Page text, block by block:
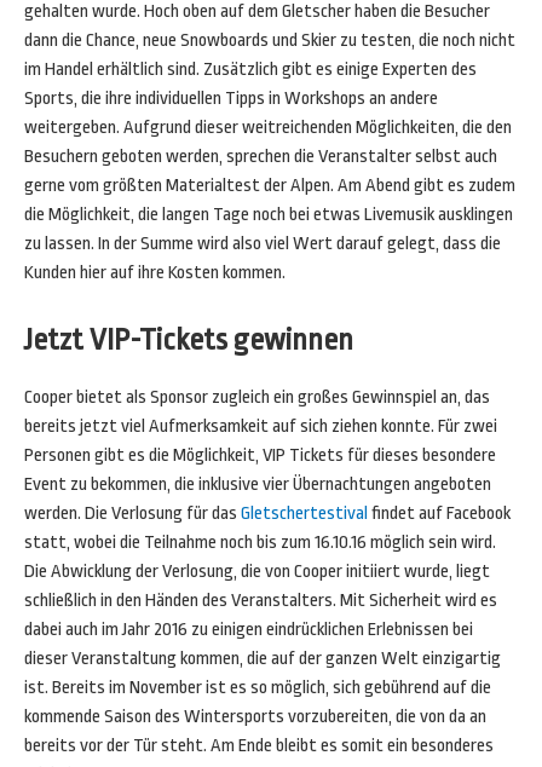
gehalten wurde. Hoch oben auf dem Gletscher haben die Besucher
dann die Chance, neue Snowboards und Skier zu testen, die noch nicht
im Handel erhältlich sind. Zusätzlich gibt es einige Experten des
Sports, die ihre individuellen Tipps in Workshops an andere
weitergeben. Aufgrund dieser weitreichenden Möglichkeiten, die den
Besuchern geboten werden, sprechen die Veranstalter selbst auch
gerne vom größten Materialtest der Alpen. Am Abend gibt es zudem
die Möglichkeit, die langen Tage noch bei etwas Livemusik ausklingen
zu lassen. In der Summe wird also viel Wert darauf gelegt, dass die
Kunden hier auf ihre Kosten kommen.
Jetzt VIP-Tickets gewinnen
Cooper bietet als Sponsor zugleich ein großes Gewinnspiel an, das
bereits jetzt viel Aufmerksamkeit auf sich ziehen konnte. Für zwei
Personen gibt es die Möglichkeit, VIP Tickets für dieses besondere
Event zu bekommen, die inklusive vier Übernachtungen angeboten
werden. Die Verlosung für das Gletschertestival findet auf Facebook
statt, wobei die Teilnahme noch bis zum 16.10.16 möglich sein wird.
Die Abwicklung der Verlosung, die von Cooper initiiert wurde, liegt
schließlich in den Händen des Veranstalters. Mit Sicherheit wird es
dabei auch im Jahr 2016 zu einigen eindrücklichen Erlebnissen bei
dieser Veranstaltung kommen, die auf der ganzen Welt einzigartig
ist. Bereits im November ist es so möglich, sich gebührend auf die
kommende Saison des Wintersports vorzubereiten, die von da an
bereits vor der Tür steht. Am Ende bleibt es somit ein besonderes